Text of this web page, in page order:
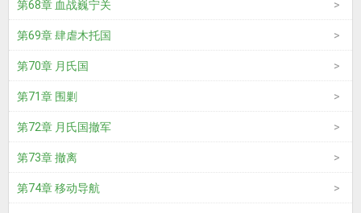
第68章 血战巍宁关
第69章 肆虐木托国
第70章 月氏国
第71章 围剿
第72章 月氏国撤军
第73章 撤离
第74章 移动导航